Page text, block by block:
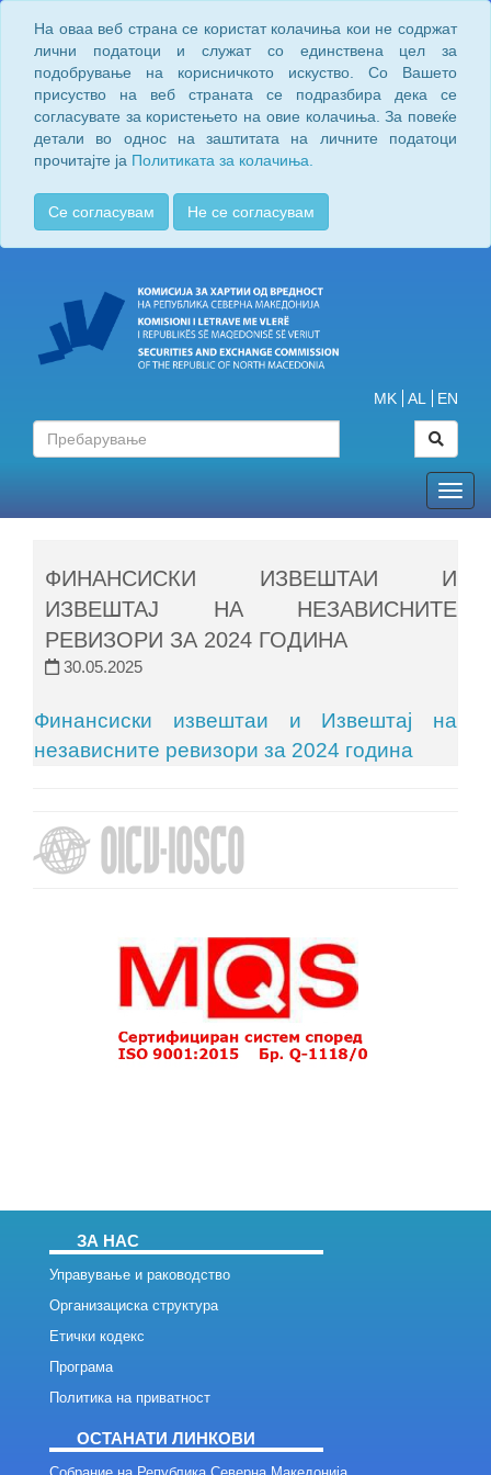
На оваа веб страна се користат колачиња кои не содржат
лични податоци и служат со единствена цел за
подобрување на корисничкото искуство. Со Вашето
присуство на веб страната се подразбира дека се
согласувате за користењето на овие колачиња. За повеќе
детали во однос на заштитата на личните податоци
прочитајте ја Политиката за колачиња.
Се согласувам Не се согласувам
MK AL EN
ФИНАНСИСКИ ИЗВЕШТАИ И
ИЗВЕШТАЈ НА НЕЗАВИСНИТЕ
РЕВИЗОРИ ЗА 2024 ГОДИНА
30.05.2025
Финансиски извештаи и Извештај на
независните ревизори за 2024 година
ЗА НАС
Управување и раководство
Организациска структура
Етички кодекс
Програма
Политика на приватност
ОСТАНАТИ ЛИНКОВИ